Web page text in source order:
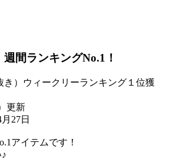
間ランキングNo.1！
き）ウィークリーランキング１位獲
更新
27日
アイテムです！